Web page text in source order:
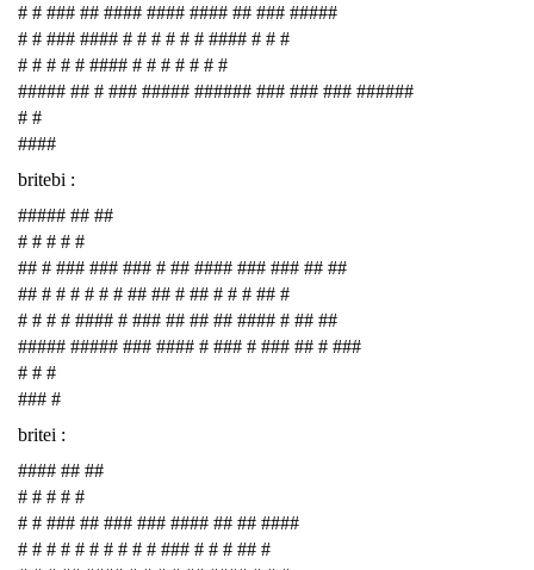
# # ### ## #### #### #### ## ### #####
# # ### #### # # # # # # #### # # #
# # # # # #### # # # # # # #
##### ## # ### ##### ###### ### ### ### ######
# #
####
britebi :
##### ## ##
# # # # #
## # ### ### ### # ## #### ### ### ## ##
## # # # # # # ## ## # ## # # # ## #
# # # # #### # ### ## ## ## #### # ## ##
##### ##### ### #### # ### # ### ## # ###
# # #
### #
britei :
#### ## ##
# # # # #
# # ### ## ### ### #### ## ## ####
# # # # # # # # # # ### # # # ## #